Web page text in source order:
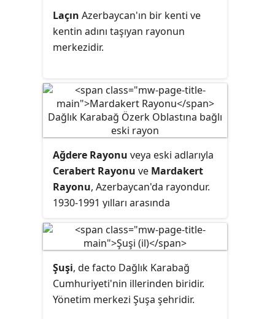
tekâbül eder.
ve Sovyetler Birliği'nin
dağılmasından sonra Azerbaycan
ile Ermenistan arasında çatışmaya
tarihleri arasında süren savaştır.
Savaş öncesinde ve etnik
çatışmaların sıcak savaşa
dönüşmesi sonrasında Sumqayıt
Bakü Pogromu gibi pogromlar,
Hocalı Katliamı, Malıbeyli ve
Kuşçular Katliamı ve Maragha
Katliamı gibi katliamlar yaşanmıştır.
Laçın Azerbaycan'ın bir kenti ve
kentin adını taşıyan rayonun
merkezidir.
Ağdere Rayonu veya eski adlarıyla
Cerabert Rayonu ve Mardakert
Rayonu, Azerbaycan'da rayondur.
1930-1991 yılları arasında
Cumhuriyeti'nin Dağlık Karabağ
Özerk Oblastı'na bağlı idi. 1992-
2023 yılları arasında sınırları
içerisinde Azerbaycan'ın Kelbecer,
Terter ve Ağdam rayonları
Şuşi, de facto Dağlık Karabağ
Cumhuriyeti'nin illerinden biridir.
Yönetim merkezi Şuşa şehridir.